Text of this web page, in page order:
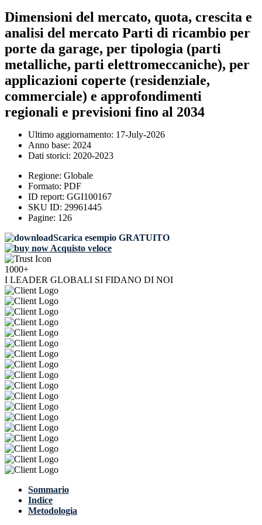
Dimensioni del mercato, quota, crescita e
analisi del mercato Parti di ricambio per
porte da garage, per tipologia (parti
metalliche, parti elettromeccaniche), per
applicazioni coperte (residenziale,
commerciale) e approfondimenti
regionali e previsioni fino al 2034
Ultimo aggiornamento: 17-July-2026
Anno base: 2024
Dati storici: 2020-2023
Regione: Globale
Formato: PDF
ID report: GGI100167
SKU ID: 29961445
Pagine: 126
Scarica esempio GRATUITO
Acquisto veloce
1000+
I LEADER GLOBALI SI FIDANO DI NOI
Sommario
Indice
Metodologia